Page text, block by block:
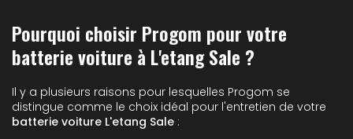
Pourquoi choisir Progom pour votre
batterie voiture à L'etang Sale ?
Il y a plusieurs raisons pour lesquelles Progom se
distingue comme le choix idéal pour l'entretien de votre
batterie voiture L'etang Sale :